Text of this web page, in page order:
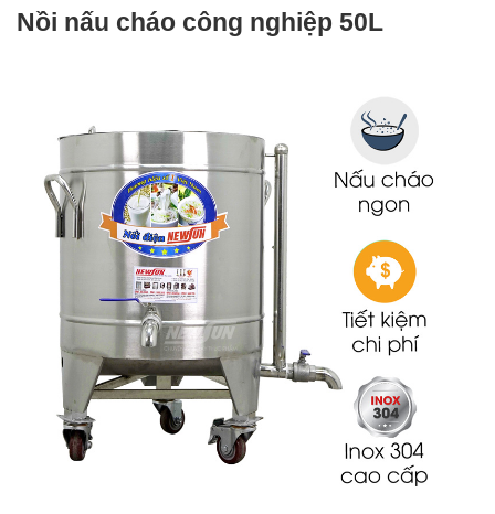
Nồi nấu cháo công nghiệp 50L